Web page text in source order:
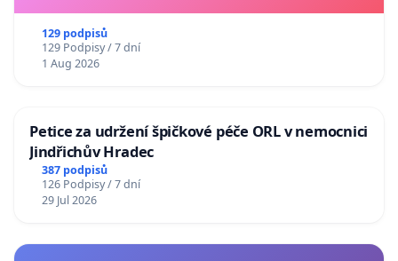
129 podpisů
129 Podpisy / 7 dní
1 Aug 2026
Petice za udržení špičkové péče ORL v nemocnici
Jindřichův Hradec
387 podpisů
126 Podpisy / 7 dní
29 Jul 2026